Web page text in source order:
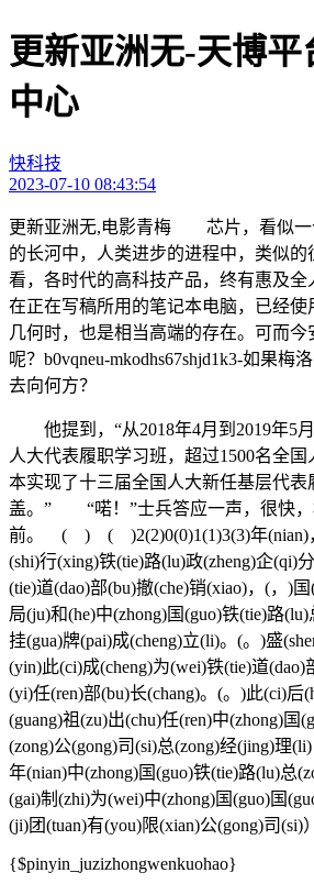
更新亚洲无-天博平
中心
快科技
2023-07-10 08:43:54
更新亚洲无,电影青梅 芯片，看似一
的长河中，人类进步的进程中，类似
看，各时代的高科技产品，终有惠及
在正在写稿所用的笔记本电脑，已经使
几何时，也是相当高端的存在。可而
呢？b0vqneu-mkodhs67shjd1k3-如果梅
去向何方？
他提到，“从2018年4月到2019年5
人大代表履职学习班，超过1500名全
本实现了十三届全国人大新任基层代表
盖。” “喏！”士兵答应一声，很快，
前。 ( ) ( )2(2)0(0)1(1)3(3)年(nian)
(shi)行(xing)铁(tie)路(lu)政(zheng)企(qi)
(tie)道(dao)部(bu)撤(che)销(xiao)，(，)
局(ju)和(he)中(zhong)国(guo)铁(tie)路
挂(gua)牌(pai)成(cheng)立(li)。(。)盛
(yin)此(ci)成(cheng)为(wei)铁(tie)道(dao)
(yi)任(ren)部(bu)长(chang)。(。)此(ci)后
(guang)祖(zu)出(chu)任(ren)中(zhong)国
(zong)公(gong)司(si)总(zong)经(jing)理
年(nian)中(zhong)国(guo)铁(tie)路(lu)总
(gai)制(zhi)为(wei)中(zhong)国(guo)国
(ji)团(tuan)有(you)限(xian)公(gong)司(si)
{$pinyin_juzizhongwenkuohao}